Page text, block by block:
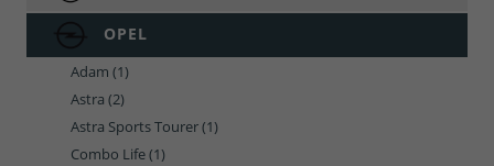
OPEL
Adam (1)
Astra (2)
Astra Sports Tourer(1)
Combo Life(1)